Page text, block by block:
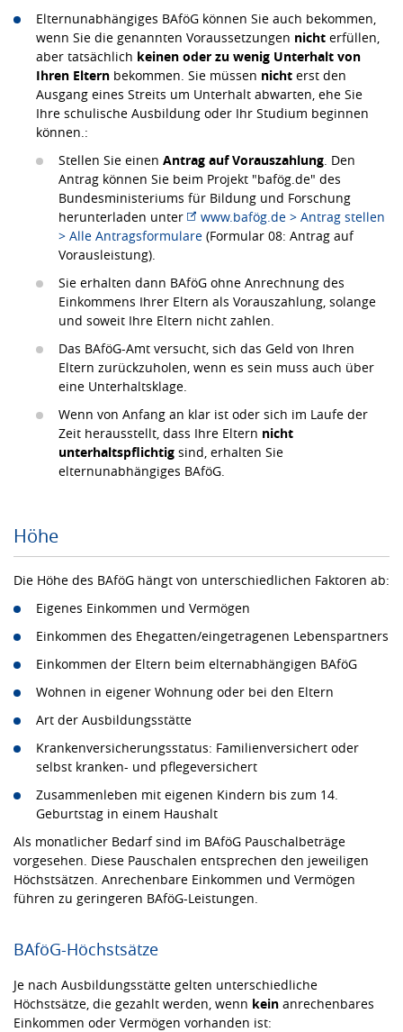
Elternunabhängiges BAföG können Sie auch bekommen,
wenn Sie die genannten Voraussetzungen nicht erfüllen,
aber tatsächlich keinen oder zu wenig Unterhalt von
Ihren Eltern bekommen. Sie müssen nicht erst den
Ausgang eines Streits um Unterhalt abwarten, ehe Sie
Ihre schulische Ausbildung oder Ihr Studium beginnen
können.:
Stellen Sie einen Antrag auf Vorauszahlung . Den
Antrag können Sie beim Projekt "bafög.de" des
Bundesministeriums für Bildung und Forschung
herunterladen unter
www.bafög.de > Antrag stellen
> Alle Antragsformulare (Formular 08: Antrag auf
Vorausleistung).
Sie erhalten dann BAföG ohne Anrechnung des
Einkommens Ihrer Eltern als Vorauszahlung, solange
und soweit Ihre Eltern nicht zahlen.
Das BAföG-Amt versucht, sich das Geld von Ihren
Eltern zurückzuholen, wenn es sein muss auch über
eine Unterhaltsklage.
Wenn von Anfang an klar ist oder sich im Laufe der
Zeit herausstellt, dass Ihre Eltern nicht
unterhaltspflichtig sind, erhalten Sie
elternunabhängiges BAföG.
Höhe
Die Höhe des BAföG hängt von unterschiedlichen Faktoren ab:
Eigenes Einkommen und Vermögen
Einkommen des Ehegatten/eingetragenen Lebenspartners
Einkommen der Eltern beim elternabhängigen BAföG
Wohnen in eigener Wohnung oder bei den Eltern
Art der Ausbildungsstätte
Krankenversicherungsstatus: Familienversichert oder
selbst kranken- und pflegeversichert
Zusammenleben mit eigenen Kindern bis zum 14.
Geburtstag in einem Haushalt
Als monatlicher Bedarf sind im BAföG Pauschalbeträge
vorgesehen. Diese Pauschalen entsprechen den jeweiligen
Höchstsätzen. Anrechenbare Einkommen und Vermögen
führen zu geringeren BAföG-Leistungen.
BAföG-Höchstsätze
Je nach Ausbildungsstätte gelten unterschiedliche
Höchstsätze, die gezahlt werden, wenn kein anrechenbares
Einkommen oder Vermögen vorhanden ist: